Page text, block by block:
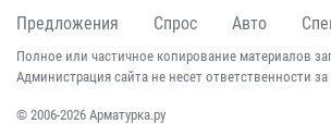
Предложения Спрос Авто
Полное или частичное копирование материалов
Администрация сайта не несет ответственности
© 2006-2026 Арматурка.ру